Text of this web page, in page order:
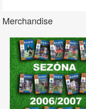
Merchandise